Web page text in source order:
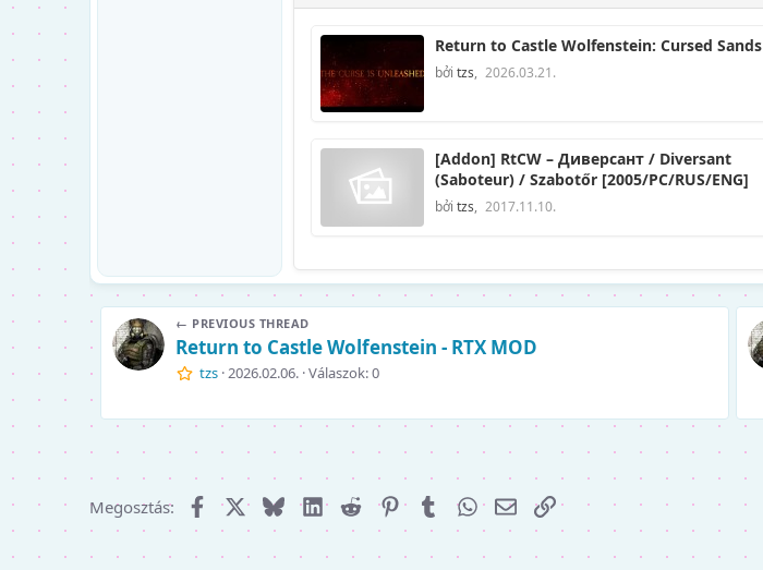
Return to Castle Wolfenstein: Cursed Sands
bởi tzs, 2026.03.21.
[Addon] RtCW – Диверсант / Diversant
(Saboteur) / Szabotőr [2005/PC/RUS/ENG]
bởi tzs, 2017.11.10.
← PREVIOUS THREAD
Return to Castle Wolfenstein - RTX MOD
tzs 2026.02.06. Válaszok: 0
Megosztás: FacebookX (Twitter)
BlueskyLinkedIn
RedditPinterestTumblrWhatsApp
E-mailLink